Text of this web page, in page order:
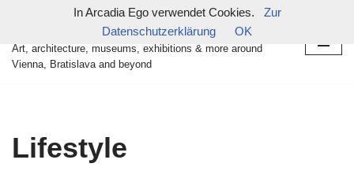
Zum
Inhalt
in arcadia ego
Art, architecture, museums, exhibitions & more around
Vienna, Bratislava and beyond
Lifestyle
In Arcadia Ego verwendet Cookies.
Zur
Datenschutzerklärung
OK